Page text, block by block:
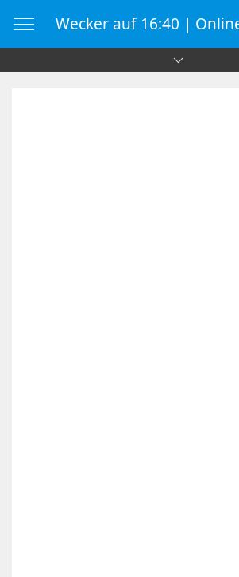
Wecker auf 16:40 |